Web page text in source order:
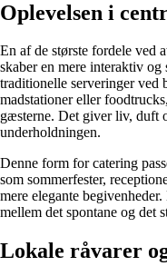
Oplevelsen i
En af de største fordele ved
skaber en mere interaktiv og
traditionelle serveringer ved
madstationer eller
gæsterne. Det giver liv, duft
underholdningen.
Denne form for catering
som sommerfester,
mere elegante
mellem det spontane og det
Lokale råvarer